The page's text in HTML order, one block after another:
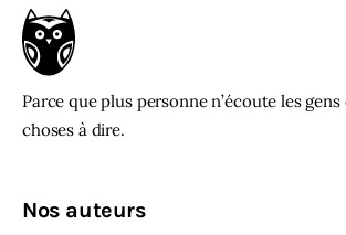
Parce que plus personne n’écoute les
choses à dire.
Nos auteurs